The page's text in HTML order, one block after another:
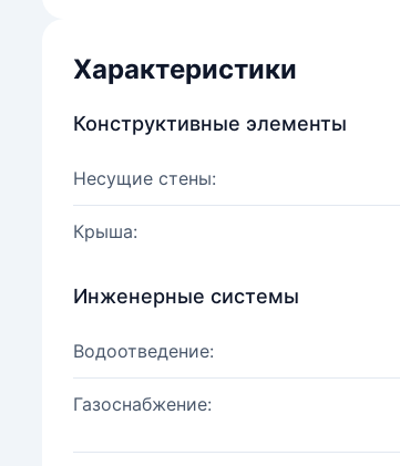
Характеристики
Конструктивные элементы
Несущие стены:
Крыша:
Инженерные системы
Водоотведение:
Газоснабжение: